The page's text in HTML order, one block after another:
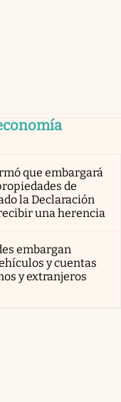
que embargará
de
la Declaración
una herencia
embargan
y cuentas
y extranjeros